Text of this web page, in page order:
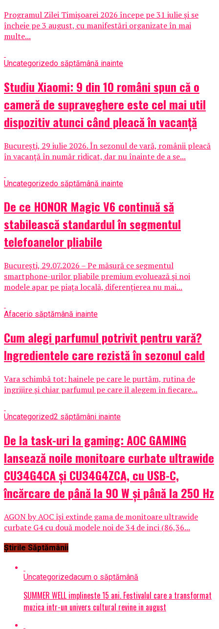
Programul Zilei Timișoarei 2026 începe pe 31 iulie și se
încheie pe 3 august, cu manifestări organizate în mai
multe...
Uncategorizedo săptămână inainte
Studiu Xiaomi: 9 din 10 români spun că o
cameră de supraveghere este cel mai util
dispozitiv atunci când pleacă în vacanță
București, 29 iulie 2026. În sezonul de vară, românii pleacă
în vacanță în număr ridicat, dar nu înainte de a se...
Uncategorizedo săptămână inainte
De ce HONOR Magic V6 continuă să
stabilească standardul în segmentul
telefoanelor pliabile
București, 29.07.2026 – Pe măsură ce segmentul
smartphone-urilor pliabile premium evoluează și noi
modele apar pe piața locală, diferențierea nu mai...
Afacerio săptămână inainte
Cum alegi parfumul potrivit pentru vară?
Ingredientele care rezistă în sezonul cald
Vara schimbă tot: hainele pe care le purtăm, rutina de
îngrijire și chiar parfumul pe care îl alegem în fiecare...
Uncategorized2 săptămâni inainte
De la task-uri la gaming: AOC GAMING
lansează noile monitoare curbate ultrawide
CU34G4CA și CU34G4ZCA, cu USB-C,
încărcare de până la 90 W și până la 250 Hz
AGON by AOC își extinde gama de monitoare ultrawide
curbate G4 cu două modele noi de 34 de inci (86,36...
Știrile Săptămânii
Uncategorizedacum o săptămână
SUMMER WELL implineste 15 ani. Festivalul care a transformat
muzica intr-un univers cultural revine in august